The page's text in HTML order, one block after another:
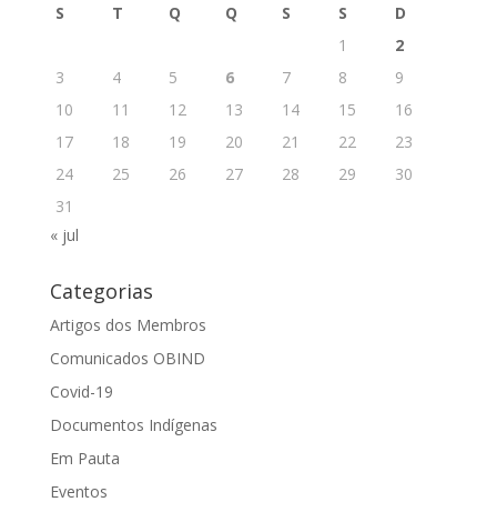
S T Q Q S S
D
1
2
3
4 5 6 7 8
9
10
11 12 13 14 15
16
17
18 19 20 21 22
23
24
25 26 27 28 29
30
31
« jul
Categorias
Artigos dos Membros
Comunicados OBIND
Covid-19
Documentos Indígenas
Em Pauta
Eventos